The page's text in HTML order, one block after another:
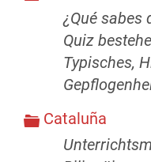
¿Qué sabes
Quiz
Typisches,
Cataluña